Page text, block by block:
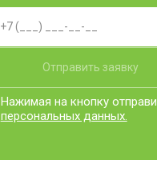
Отправить заявку
Нажимая на кнопку
персональных данных.